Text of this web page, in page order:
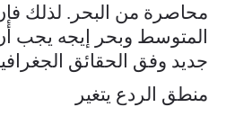
محاصرة من البحر. لذلك
المتوسط وبحر إيجه يجب
جديد وفق الحقائق
منطق الردع يتغير